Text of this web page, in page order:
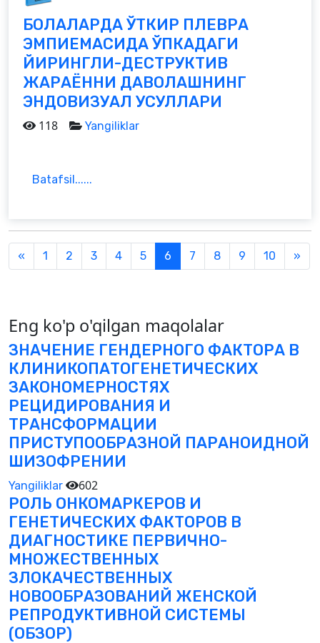
БОЛАЛАРДА ЎТКИР ПЛЕВРА
ЭМПИЕМАСИДА ЎПКАДАГИ
ЙИРИНГЛИ-ДЕСТРУКТИВ
ЖАРАЁННИ ДАВОЛАШНИНГ
ЭНДОВИЗУАЛ УСУЛЛАРИ
118 Yangiliklar
Batafsil......
« Previous
1 2 3 4 5 6 7 8 9 10 »
Eng ko'p o'qilgan maqolalar
ЗНАЧЕНИЕ ГЕНДЕРНОГО ФАКТОРА В
КЛИНИКОПАТОГЕНЕТИЧЕСКИХ
ЗАКОНОМЕРНОСТЯХ
РЕЦИДИРОВАНИЯ И
ТРАНСФОРМАЦИИ
ПРИСТУПООБРАЗНОЙ ПАРАНОИДНОЙ
ШИЗОФРЕНИИ
Yangiliklar 602
РОЛЬ ОНКОМАРКЕРОВ И
ГЕНЕТИЧЕСКИХ ФАКТОРОВ В
ДИАГНОСТИКЕ ПЕРВИЧНО-
МНОЖЕСТВЕННЫХ
ЗЛОКАЧЕСТВЕННЫХ
НОВООБРАЗОВАНИЙ ЖЕНСКОЙ
РЕПРОДУКТИВНОЙ СИСТЕМЫ
(ОБЗОР)